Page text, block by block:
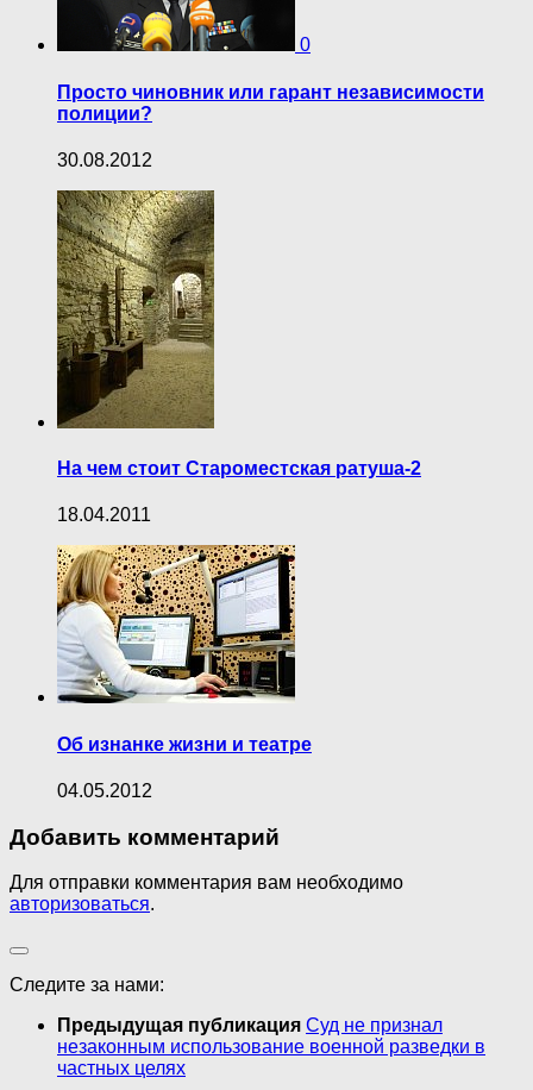
0
Просто чиновник или гарант независимости
полиции?
30.08.2012
На чем стоит Староместская ратуша-2
18.04.2011
Oб изнанке жизни и театре
04.05.2012
Добавить комментарий
Для отправки комментария вам необходимо
авторизоваться.
Следите за нами:
Предыдущая публикация Суд не признал
незаконным использование военной разведки в
частных целях